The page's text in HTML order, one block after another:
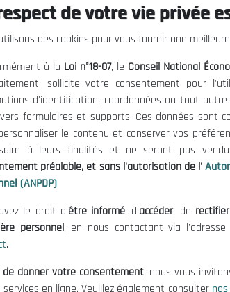
Mentions Légales
Conditions
Politique de
Politique des
© 2026
de votre vie privée
des cookies pour vous fournir une
à la Loi n°18-07, le Conseil National
sollicite votre consentement pour
d'identification, coordonnées ou tout
formulaires et supports. Ces données sont
le contenu et conserver vos
à leurs finalités et ne seront pas
préalable, et sans l'autorisation de l'
(ANPDP)
le droit d'être informé, d'accéder, de rectifier
personnel, en nous contactant via l'adresse
.
donner votre consentement, nous vous
en ligne. Veuillez également consulter